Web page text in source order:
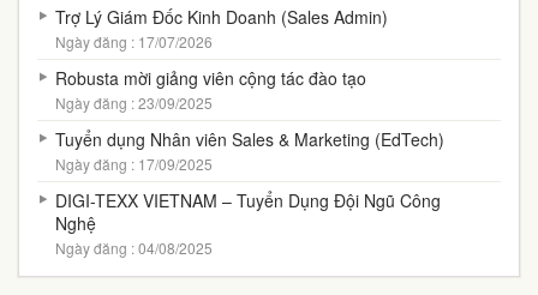
Trợ Lý Giám Đốc Kinh Doanh (Sales Admin)
Ngày đăng : 17/07/2026
Robusta mời giảng viên cộng tác đào tạo
Ngày đăng : 23/09/2025
Tuyển dụng Nhân viên Sales & Marketing (EdTech)
Ngày đăng : 17/09/2025
DIGI-TEXX VIETNAM – Tuyển Dụng Đội Ngũ Công
Nghệ
Ngày đăng : 04/08/2025